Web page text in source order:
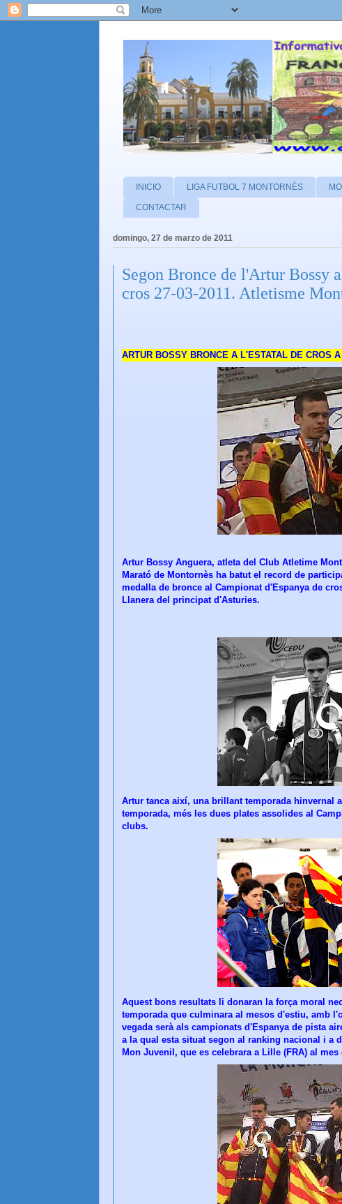
INICIO LIGA FUTBOL 7 MONTORNÈS
CONTACTAR
domingo, 27 de marzo de 2011
Segon Bronce de l'Artur Bossy
cros 27-03-2011. Atletisme
ARTUR BOSSY BRONCE A L'ESTATAL DE CROS
Artur Bossy Anguera, atleta del Club Atletime
Marató de Montornès ha batut el record de
medalla de bronce al Campionat d'Espanya de
Llanera del principat d'Asturies.
Artur tanca així, una brillant temporada hinvernal
temporada, més les dues plates assolides al
clubs.
Aquest bons resultats li donaran la força moral
temporada que culminara al mesos d'estiu, amb
vegada serà als campionats d'Espanya de pista
a la qual esta situat segon al ranking nacional i a
Mon Juvenil, que es celebrara a Lille (FRA) al